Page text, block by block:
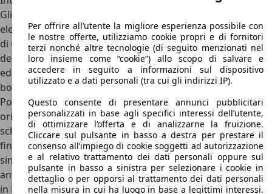
Gli interni di Lexus LS sono estremamente puliti ed
eleganti, ma non riescono a nascondere i segni del tempo
di una vettura che, nella sua fisionomia, è sulla cresta
dell’onda dal 2017. La plancia è infatti estremamente pulita
ed elegante, con una finitura che richiama il motivo delle
bocchette dell’aria per l’intera larghezza dell’abitacolo.
Poco più in alto, invece, troviamo una superficie
orizzontale piuttosto originale, che ospita l’enorme
schermo dell’infotainment da 12,3 pollici a sbalzo dotato,
finalmente, di Apple CarPlay e Android Auto e, nella parte
sinistra del pannello, anche di un classico (e piuttosto
antiquato nell’aspetto, va detto) orologio analogico. Poco
in basso troviamo poi i pratici comandi fisici per il clima,
Per offrire all’utente la migliore esperienza possibile con
le nostre offerte, utilizziamo cookie propri e di fornitori
terzi nonché altre tecnologie (di seguito menzionati nel
loro insieme come “cookie”) allo scopo di salvare e
accedere in seguito a informazioni sul dispositivo
utilizzato e a dati personali (tra cui gli indirizzi IP).
Questo consente di presentare annunci pubblicitari
personalizzati in base agli specifici interessi dell’utente,
di ottimizzare l’offerta e di analizzarne la fruizione.
Cliccare sul pulsante in basso a destra per prestare il
consenso all’impiego di cookie soggetti ad autorizzazione
e al relativo trattamento dei dati personali oppure sul
pulsante in basso a sinistra per selezionare i cookie in
dettaglio o per opporsi al trattamento dei dati personali
nella misura in cui ha luogo in base a legittimi interessi.